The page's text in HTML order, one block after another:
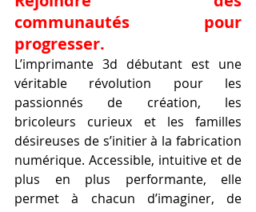
communautés pour
progresser.
L’imprimante 3d débutant est une
véritable révolution pour les
passionnés de création, les
bricoleurs curieux et les familles
désireuses de s’initier à la fabrication
numérique. Accessible, intuitive et de
plus en plus performante, elle
permet à chacun d’imaginer, de